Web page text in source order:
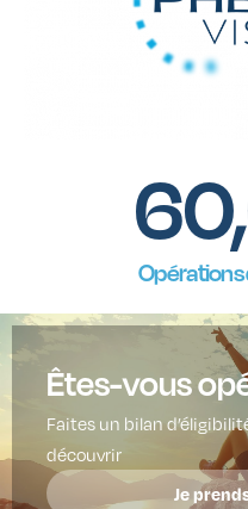
Êtes-vous
Faites un bilan
découvrir
Je